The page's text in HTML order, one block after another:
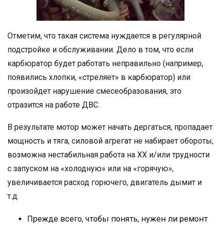
Отметим, что такая система нуждается в регулярной
подстройке и обслуживании. Дело в том, что если
карбюратор будет работать неправильно (например,
появились хлопки, «стреляет» в карбюратор) или
произойдет нарушение смесеобразования, это
отразится на работе ДВС.
В результате мотор может начать дергаться, пропадает
мощность и тяга, силовой агрегат не набирает обороты,
возможна нестабильная работа на ХХ и/или трудности
с запуском на «холодную» или на «горячую»,
увеличивается расход горючего, двигатель дымит и
т.д.
Прежде всего, чтобы понять, нужен ли ремонт